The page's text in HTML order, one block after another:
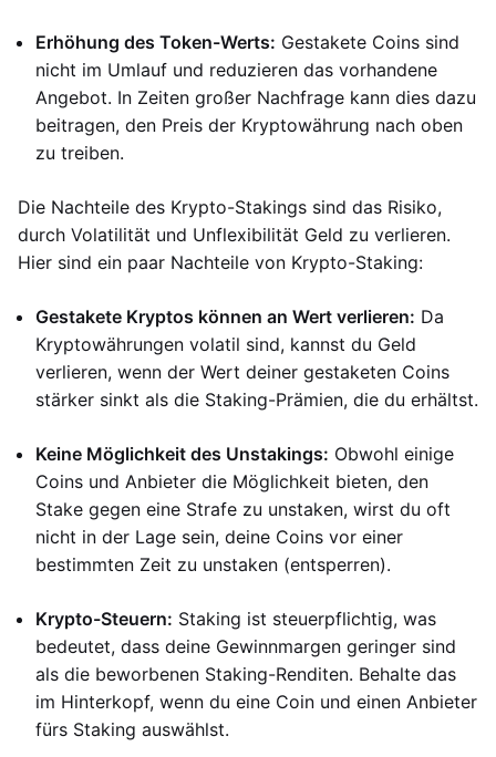
Erhöhung des Token-Werts: Gestakete Coins sind
nicht im Umlauf und reduzieren das vorhandene
Angebot. In Zeiten großer Nachfrage kann dies dazu
beitragen, den Preis der Kryptowährung nach oben
zu treiben.
Die Nachteile des Krypto-Stakings sind das Risiko,
durch Volatilität und Unflexibilität Geld zu verlieren.
Hier sind ein paar Nachteile von Krypto-Staking:
Gestakete Kryptos können an Wert verlieren: Da
Kryptowährungen volatil sind, kannst du Geld
verlieren, wenn der Wert deiner gestaketen Coins
stärker sinkt als die Staking-Prämien, die du erhältst.
Keine Möglichkeit des Unstakings: Obwohl einige
Coins und Anbieter die Möglichkeit bieten, den
Stake gegen eine Strafe zu unstaken, wirst du oft
nicht in der Lage sein, deine Coins vor einer
bestimmten Zeit zu unstaken (entsperren).
Krypto-Steuern: Staking ist steuerpflichtig, was
bedeutet, dass deine Gewinnmargen geringer sind
als die beworbenen Staking-Renditen. Behalte das
im Hinterkopf, wenn du eine Coin und einen Anbieter
fürs Staking auswählst.